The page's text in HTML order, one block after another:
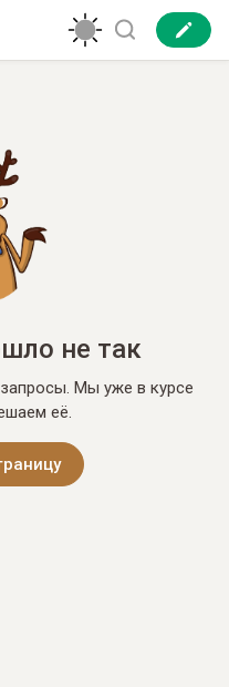
не так
Мы уже в курсе
её.